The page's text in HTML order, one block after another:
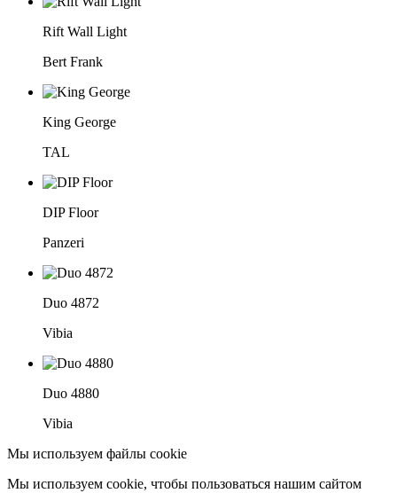
Rift Wall Light
Bert Frank
King George
TAL
DIP Floor
Panzeri
Duo 4872
Vibia
Duo 4880
Vibia
Мы используем файлы cookie
Мы используем cookie, чтобы пользоваться нашим сайтом